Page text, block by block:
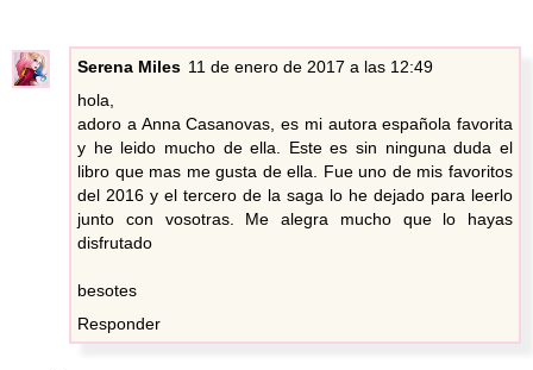
Serena Miles 11 de enero de 2017 a las 12:49
hola,
adoro a Anna Casanovas, es mi autora española favorita
y he leido mucho de ella. Este es sin ninguna duda el
libro que mas me gusta de ella. Fue uno de mis favoritos
del 2016 y el tercero de la saga lo he dejado para leerlo
junto con vosotras. Me alegra mucho que lo hayas
disfrutado
besotes
Responder